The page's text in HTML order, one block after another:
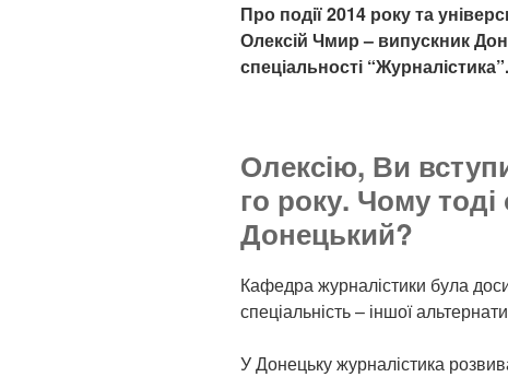
Про події 2014 року та
Олексій Чмир – випускник
спеціальності “Журналістика”.
Олексію, Ви
го року. Чому
Донецький?
Кафедра журналістики була
спеціальність – іншої
У Донецьку журналістика